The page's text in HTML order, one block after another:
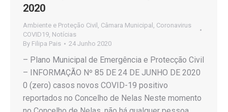
2020
Ambiente e Proteção Civil Câmara Municipal Coronavirus
COVID19 Notícias
By Filipa Pais 24 Junho 2020
– Plano Municipal de Emergência e Protecção Civil
– INFORMAÇÃO Nº 85 DE 24 DE JUNHO DE 2020
0 (zero) casos novos COVID-19 positivo
reportados no Concelho de Nelas Neste momento